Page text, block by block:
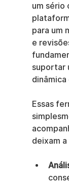
um sério
para um
e
suportar
Essas
deixam